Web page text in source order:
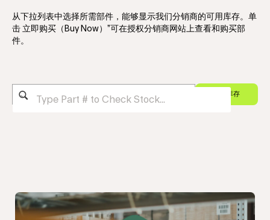
从下拉列表中选择所需部件，能够显示我们分销商的可用库存。单
击 立即购买（Buy Now）”可在授权分销商网站上查看和购买部
件。